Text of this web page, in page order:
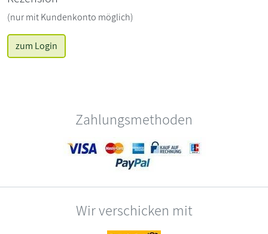
(nur mit Kundenkonto möglich)
zum Login
Zahlungsmethoden
Wir verschicken mit